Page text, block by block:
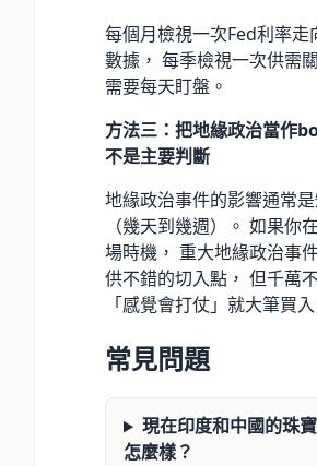
每個月檢視一次Fed利率走
數據， 每季檢視一次供需
需要每天盯盤。
方法三：把地緣政治當作
不是主要判斷
地緣政治事件的影響通常
（幾天到幾週）。 如果你
場時機， 重大地緣政治事
供不錯的切入點， 但千萬
「感覺會打仗」就大筆買入
常見問題
現在印度和中國的珠
怎麼樣？